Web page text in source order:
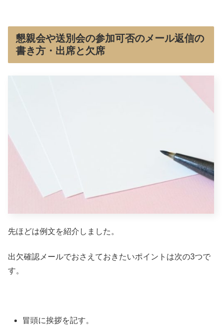
懇親会や送別会の参加可否のメール返信の
書き方・出席と欠席
先ほどは例文を紹介しました。
出欠確認メールでおさえておきたいポイントは次の3つで
す。
冒頭に挨拶を記す。